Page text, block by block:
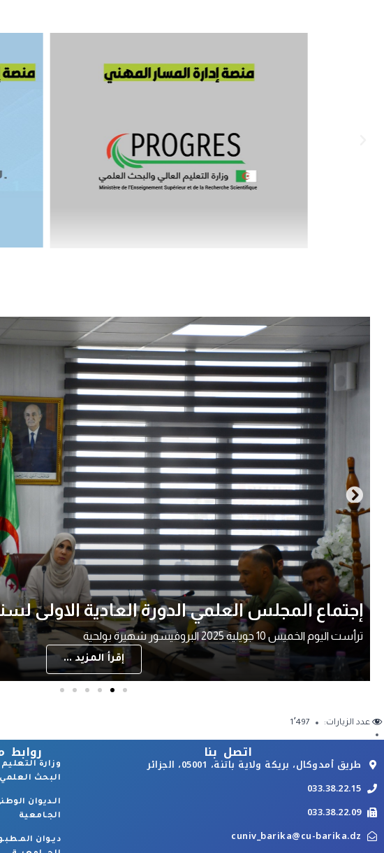
إقرأ المزيد ...
إجتماع مجلس ادارة المركز الجامعي بريكة برئاسة البروفيسور بودلاعة عمار مدير
مديرة المركز الجامعي بريكة
إجتماع مجلس ادارة المركز الجامعي بريكة
عدد الزيارات: 1٬497
اتصل بنا
طريق أمدوكال، بريكة ولاية باتنة، 05001، الجزائر
033.38.22.15
033.38.22.09
cuniv_barika@cu-barika.dz
روابط
وزارة
البحث العلمي
الـديوان
الجـامعية
ديـوان